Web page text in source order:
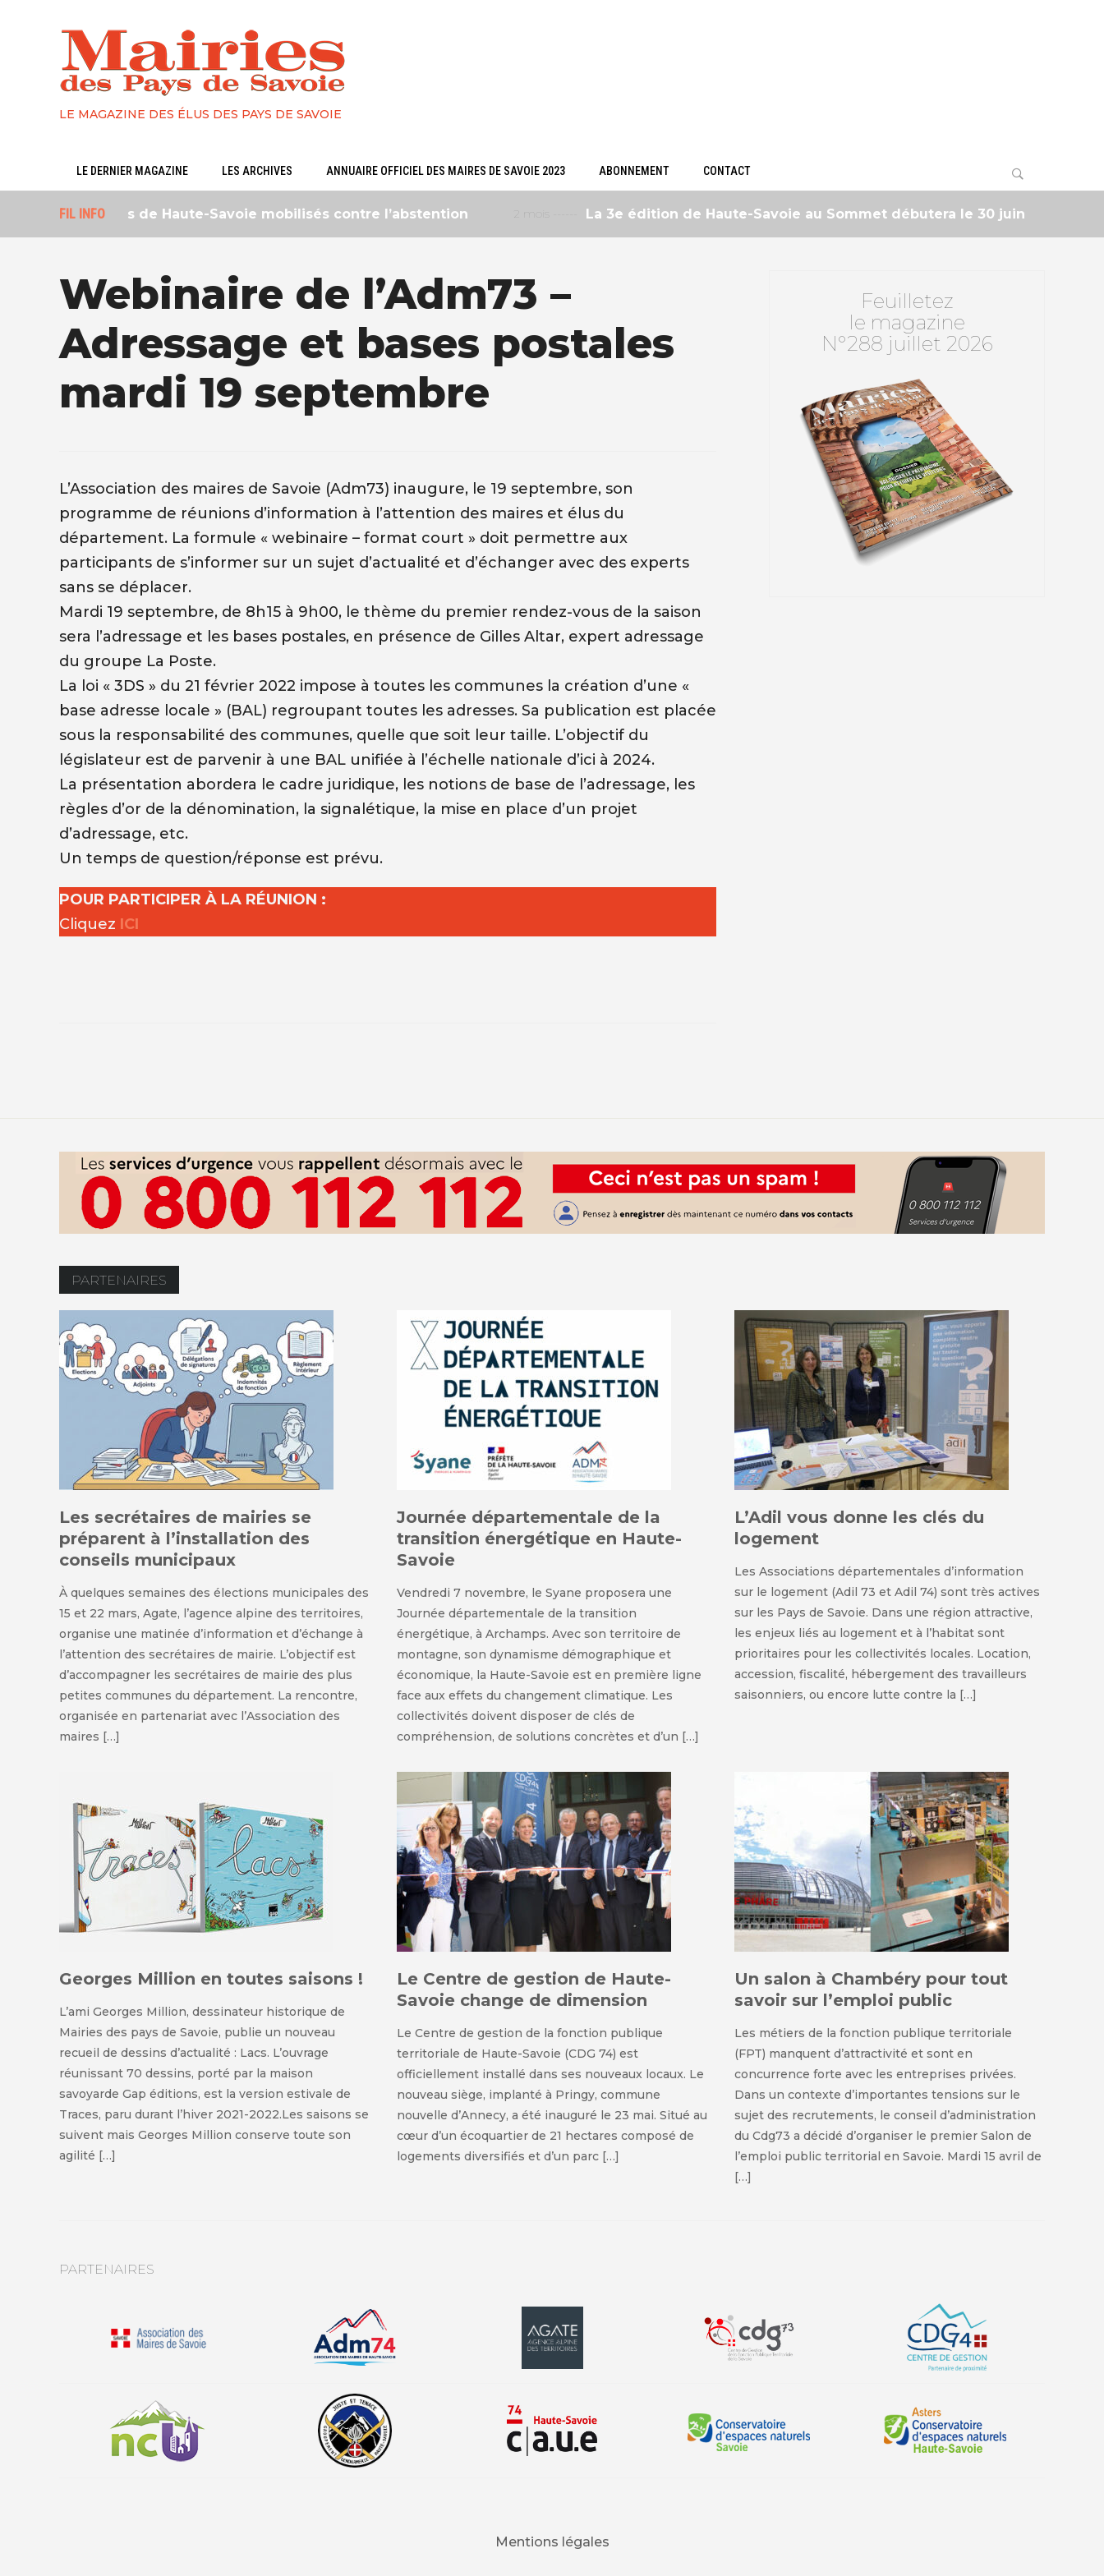
LE MAGAZINE DES ÉLUS DES PAYS DE SAVOIE
LE DERNIER MAGAZINE LES ARCHIVES ANNUAIRE OFFICIEL DES MAIRES DE SAVOIE 2023 ABONNEMENT CONTACT
FIL INFO
Les lycéens de Haute-Savoie mobilisés contre l’abstention 2 mois ------ La 3e édition de Haute-Savoie au Sommet débutera le 30 juin
Webinaire de l’Adm73 –
Adressage et bases postales
mardi 19 septembre
L’Association des maires de Savoie (Adm73) inaugure, le 19 septembre, son
programme de réunions d’information à l’attention des maires et élus du
département. La formule « webinaire – format court » doit permettre aux
participants de s’informer sur un sujet d’actualité et d’échanger avec des experts
sans se déplacer.
Mardi 19 septembre, de 8h15 à 9h00, le thème du premier rendez-vous de la saison
sera l’adressage et les bases postales, en présence de Gilles Altar, expert adressage
du groupe La Poste.
La loi « 3DS » du 21 février 2022 impose à toutes les communes la création d’une «
base adresse locale » (BAL) regroupant toutes les adresses. Sa publication est placée
sous la responsabilité des communes, quelle que soit leur taille. L’objectif du
législateur est de parvenir à une BAL unifiée à l’échelle nationale d’ici à 2024.
La présentation abordera le cadre juridique, les notions de base de l’adressage, les
règles d’or de la dénomination, la signalétique, la mise en place d’un projet
d’adressage, etc.
Un temps de question/réponse est prévu.
POUR PARTICIPER À LA RÉUNION :
Cliquez ICI
Feuilletez
le magazine
N°288 juillet 2026
PARTENAIRES
Les secrétaires de mairies se
préparent à l’installation des
conseils municipaux
À quelques semaines des élections municipales des
15 et 22 mars, Agate, l’agence alpine des territoires,
organise une matinée d’information et d’échange à
l’attention des secrétaires de mairie. L’objectif est
d’accompagner les secrétaires de mairie des plus
petites communes du département. La rencontre,
organisée en partenariat avec l’Association des
maires […]
Journée départementale de la
transition énergétique en Haute-
Savoie
Vendredi 7 novembre, le Syane proposera une
Journée départementale de la transition
énergétique, à Archamps. Avec son territoire de
montagne, son dynamisme démographique et
économique, la Haute-Savoie est en première ligne
face aux effets du changement climatique. Les
collectivités doivent disposer de clés de
compréhension, de solutions concrètes et d’un […]
L’Adil vous donne les clés du
logement
Les Associations départementales d’information
sur le logement (Adil 73 et Adil 74) sont très actives
sur les Pays de Savoie. Dans une région attractive,
les enjeux liés au logement et à l’habitat sont
prioritaires pour les collectivités locales. Location,
accession, fiscalité, hébergement des travailleurs
saisonniers, ou encore lutte contre la […]
Georges Million en toutes saisons !
L’ami Georges Million, dessinateur historique de
Mairies des pays de Savoie, publie un nouveau
recueil de dessins d’actualité : Lacs. L’ouvrage
réunissant 70 dessins, porté par la maison
savoyarde Gap éditions, est la version estivale de
Traces, paru durant l’hiver 2021-2022.Les saisons se
suivent mais Georges Million conserve toute son
agilité […]
Le Centre de gestion de Haute-
Savoie change de dimension
Le Centre de gestion de la fonction publique
territoriale de Haute-Savoie (CDG 74) est
officiellement installé dans ses nouveaux locaux. Le
nouveau siège, implanté à Pringy, commune
nouvelle d’Annecy, a été inauguré le 23 mai. Situé au
cœur d’un écoquartier de 21 hectares composé de
logements diversifiés et d’un parc […]
Un salon à Chambéry pour tout
savoir sur l’emploi public
Les métiers de la fonction publique territoriale
(FPT) manquent d’attractivité et sont en
concurrence forte avec les entreprises privées.
Dans un contexte d’importantes tensions sur le
sujet des recrutements, le conseil d’administration
du Cdg73 a décidé d’organiser le premier Salon de
l’emploi public territorial en Savoie. Mardi 15 avril de
[…]
PARTENAIRES
Mentions légales